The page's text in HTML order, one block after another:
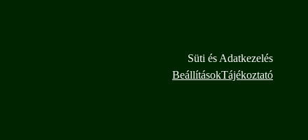
Süti és Adatkezelés
BeállításokTájékoztató